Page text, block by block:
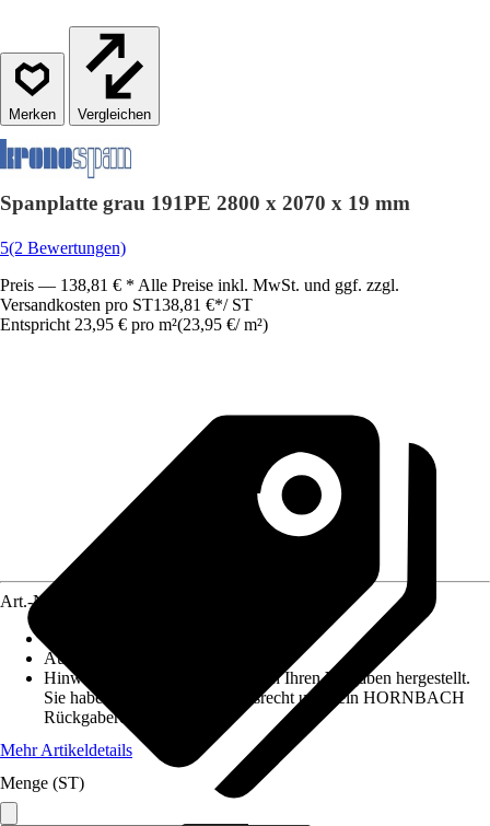
Vergleichen
Spanplatte grau 191PE 2800 x 2070 x 19 mm
5(2 Bewertungen)
Preis — 138,81 € * Alle Preise inkl. MwSt. und ggf. zzgl.
Versandkosten pro ST138,81 €*/ ST
Entspricht 23,95 € pro m²(23,95 €/ m²)
Art.-Nr.
Ausführung
Hinweis: Dieser Artikel wird nach Ihren Vorgaben hergestellt.
Sie haben daher kein Widerrufsrecht und kein HORNBACH
Rückgaberecht.
Mehr Artikeldetails
Menge (ST)